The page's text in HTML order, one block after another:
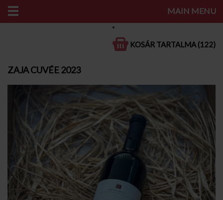
MAIN MENU
KOSÁR TARTALMA (122)
SZÁRAZ VÖRÖS BOROK
ZAJA CUVÉE 2023